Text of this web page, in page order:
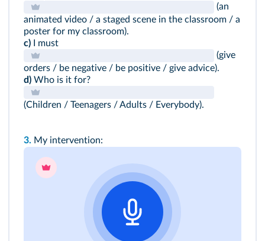
(an
animated video / a staged scene in the classroom / a
poster for my classroom).
c) I must
(give
orders / be negative / be positive / give advice).
d) Who is it for?
(Children / Teenagers / Adults / Everybody).
3. My intervention: